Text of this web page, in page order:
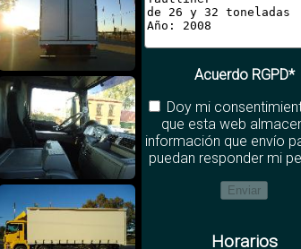
Acuerdo RGPD*
Doy mi
que esta web
información que envío
puedan responder mi
Horarios